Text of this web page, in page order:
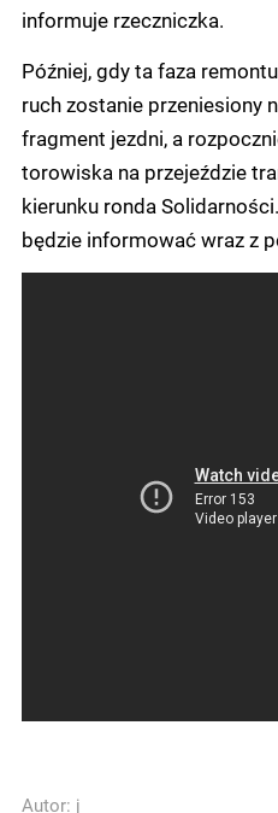
informuje rzeczniczka.
Później, gdy ta faza
ruch zostanie przeniesiony
fragment jezdni, a
torowiska na przejeździe
kierunku ronda
będzie informować wraz z
Autor: j